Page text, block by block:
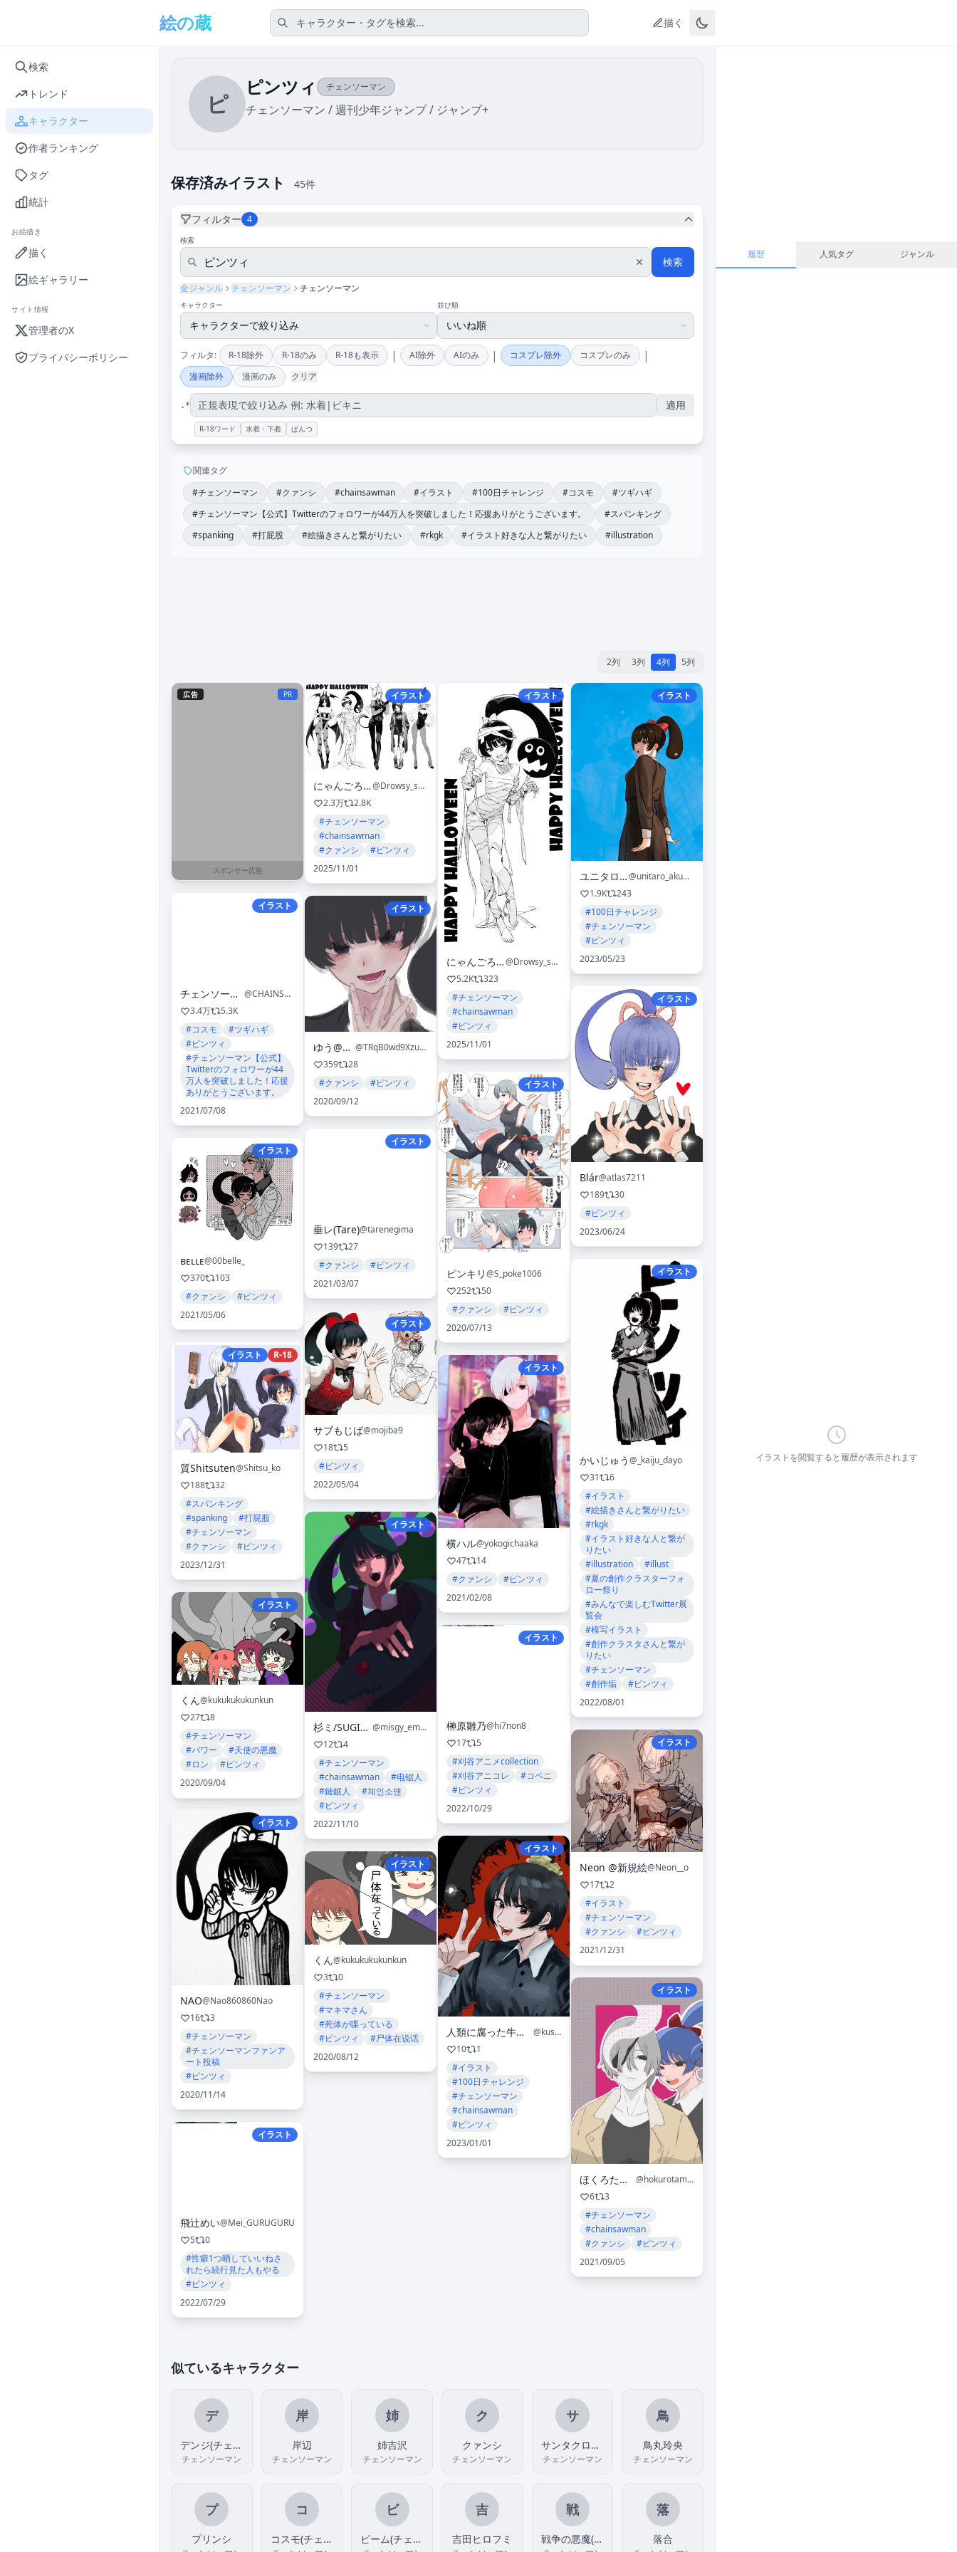
検索
トレンド
キャラクター
作者ランキング
タグ
統計
お絵描き
描く
絵ギャラリー
サイト情報
管理者のX
プライバシーポリシー
絵の蔵 描く
ピ
ピンツィ チェンソーマン
チェンソーマン / 週刊少年ジャンプ / ジャンプ+
保存済みイラスト 45件
フィルター 4
検索
検索
全ジャンル チェンソーマン チェンソーマン
キャラクター 並び順
フィルタ: R-18除外 R-18のみ R-18も表示 | AI除外 AIのみ | コスプレ除外 コスプレのみ |
漫画除外 漫画のみ クリア
.* 適用
R-18ワード 水着・下着 ぱんつ
関連タグ
#チェンソーマン
#クァンシ #chainsawman #イラスト #100日チャレンジ #コスモ
#ツギハギ
#チェンソーマン【公式】Twitterのフォロワーが44万人を突破しました！応援ありがとうございます。
#スパンキング
#spanking
#打屁股 #絵描きさんと繋がりたい #rkgk #イラスト好きな人と繋がりたい #illustration
2列 3列 4列 5列
広告 PR
スポンサー広告
イラスト
チェンソーマン【公式】
@CHAINSAWMAN_PR
3.4万
5.3K
#コスモ
#ツギハギ
#ピンツィ
#チェンソーマン【公式】
Twitterのフォロワーが44
万人を突破しました！応援
ありがとうございます。
2021/07/08
イラスト
ʙᴇʟʟᴇ@00belle_
370
103
#クァンシ
#ピンツィ
2021/05/06
イラスト R-18
質Shitsuten@Shitsu_ko
188
32
#スパンキング
#spanking
#打屁股
#チェンソーマン
#クァンシ
#ピンツィ
2023/12/31
イラスト
くん@kukukukukunkun
27
8
#チェンソーマン
#パワー
#天使の悪魔
#ロン
#ピンツィ
2020/09/04
イラスト
NAO@Nao860860Nao
16
3
#チェンソーマン
#チェンソーマンファンア
ート投稿
#ピンツィ
2020/11/14
イラスト
飛辻めい@Mei_GURUGURU
5
0
#性癖1つ晒していいねさ
れたら続行見た人もやる
#ピンツィ
2022/07/29
イラスト
にゃんごろもち
@Drowsy_sheep
2.3万
2.8K
#チェンソーマン
#chainsawman
#クァンシ
#ピンツィ
2025/11/01
イラスト
ゆう@サブ
@TRqB0wd9XzuHTZ6
359
28
#クァンシ
#ピンツィ
2020/09/12
イラスト
垂レ(Tare)@tarenegima
139
27
#クァンシ
#ピンツィ
2021/03/07
イラスト
サブもじば@mojiba9
18
5
#ピンツィ
2022/05/04
イラスト
杉ミ/SUGIME
@misgy_emon
12
4
#チェンソーマン
#chainsawman
#电锯人
#鏈鋸人
#체인소맨
#ピンツィ
2022/11/10
イラスト
くん@kukukukukunkun
3
0
#チェンソーマン
#マキマさん
#死体が喋っている
#ピンツィ
#尸体在说话
2020/08/12
イラスト
にゃんごろもち
@Drowsy_sheep
5.2K
323
#チェンソーマン
#chainsawman
#ピンツィ
2025/11/01
イラスト
ピンキリ@S_poke1006
252
50
#クァンシ
#ピンツィ
2020/07/13
イラスト
横ハル@yokogichaaka
47
14
#クァンシ
#ピンツィ
2021/02/08
イラスト
榊原雛乃@hi7non8
17
5
#刈谷アニメcollection
#刈谷アニコレ
#コベニ
#ピンツィ
2022/10/29
イラスト
人類に腐った牛乳と呼ばれ続けたかなきーみるく
@kusattagyunyuu
10
1
#イラスト
#100日チャレンジ
#チェンソーマン
#chainsawman
#ピンツィ
2023/01/01
イラスト
ユニタロー
@unitaro_akuma
1.9K
243
#100日チャレンジ
#チェンソーマン
#ピンツィ
2023/05/23
イラスト
Blár@atlas7211
189
30
#ピンツィ
2023/06/24
イラスト
かいじゅう@_kaiju_dayo
31
6
#イラスト
#絵描きさんと繋がりたい
#rkgk
#イラスト好きな人と繋が
りたい
#illustration
#illust
#夏の創作クラスターフォ
ロー祭り
#みんなで楽しむTwitter展
覧会
#模写イラスト
#創作クラスタさんと繋が
りたい
#チェンソーマン
#創作垢
#ピンツィ
2022/08/01
イラスト
Neon @新規絵@Neon__o
17
2
#イラスト
#チェンソーマン
#クァンシ
#ピンツィ
2021/12/31
イラスト
ほくろたまねぎ
@hokurotamanegi
6
3
#チェンソーマン
#chainsawman
#クァンシ
#ピンツィ
2021/09/05
似ているキャラクター
デ
デンジ(チェンソーマン)
チェンソーマン
岸
岸辺
チェンソーマン
姉
姉吉沢
チェンソーマン
ク
クァンシ
チェンソーマン
サ
サンタクロース(チェンソーマン)
チェンソーマン
鳥
鳥丸玲央
チェンソーマン
プ
プリンシ
コ
コスモ(チェンソーマン)
ビ
ビーム(チェンソーマン)
吉
吉田ヒロフミ
戦
戦争の悪魔(ヨル)
落
落合
履歴 人気タグ ジャンル
イラストを閲覧すると履歴が表示されます